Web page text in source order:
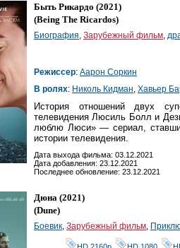
Быть Рикардо (2021)
(Being The Ricardos)
Биография Зарубежный фильм
Режиссер: Аарон Соркин
В ролях: Николь Кидман Хавьер
История отношений двух
телевидения Люсиль Болл и
люблю Люси» — сериал,
истории телевидения.
Дата выхода фильма: 03.12.2021
Дата добавления: 23.12.2021
Последнее обновление: 23.12.2021
Дюна (2021)
(Dune)
Боевик Зарубежный фильм
HD 2160р HD 1080